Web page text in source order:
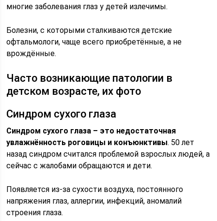
многие заболевания глаз у детей излечимы.
Болезни, с которыми сталкиваются детские
офтальмологи, чаще всего приобретённые, а не
врождённые.
Часто возникающие патологии в
детском возрасте, их фото
Синдром сухого глаза
Синдром сухого глаза – это недостаточная
увлажнённость роговицы и конъюнктивы. 50 лет
назад синдром считался проблемой взрослых людей, а
сейчас с жалобами обращаются и дети.
Появляется из-за сухости воздуха, постоянного
напряжения глаз, аллергии, инфекций, аномалий
строения глаза.